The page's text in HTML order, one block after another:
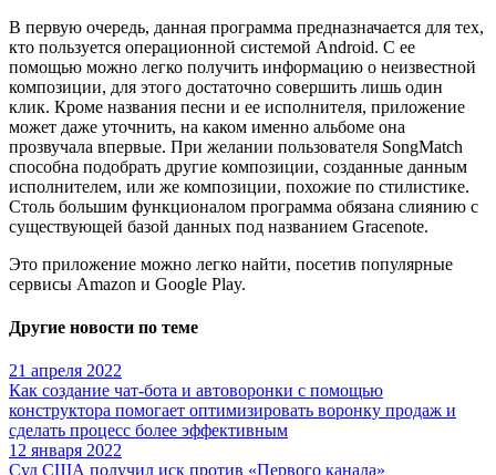
В первую очередь, данная программа предназначается для тех,
кто пользуется операционной системой Android. С ее
помощью можно легко получить информацию о неизвестной
композиции, для этого достаточно совершить лишь один
клик. Кроме названия песни и ее исполнителя, приложение
может даже уточнить, на каком именно альбоме она
прозвучала впервые. При желании пользователя SongMatch
способна подобрать другие композиции, созданные данным
исполнителем, или же композиции, похожие по стилистике.
Столь большим функционалом программа обязана слиянию с
существующей базой данных под названием Gracenote.
Это приложение можно легко найти, посетив популярные
сервисы Amazon и Google Play.
Другие новости по теме
21 апреля 2022
Как создание чат-бота и автоворонки с помощью
конструктора помогает оптимизировать воронку продаж и
сделать процесс более эффективным
12 января 2022
Суд США получил иск против «Первого канала»